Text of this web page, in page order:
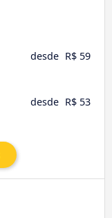
desde R$ 59
desde R$ 53